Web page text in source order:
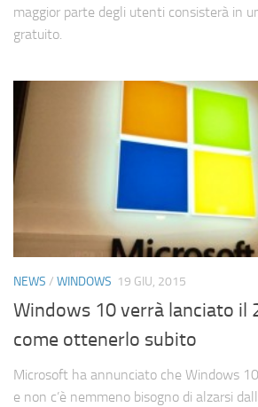
maggior parte degli utenti consisterà in
gratuito.
NEWS / WINDOWS 19 GIU, 2015
Windows 10 verrà lanciato il
come ottenerlo subito
Microsoft ha annunciato che Windows
e non c’è nemmeno bisogno di alzarsi